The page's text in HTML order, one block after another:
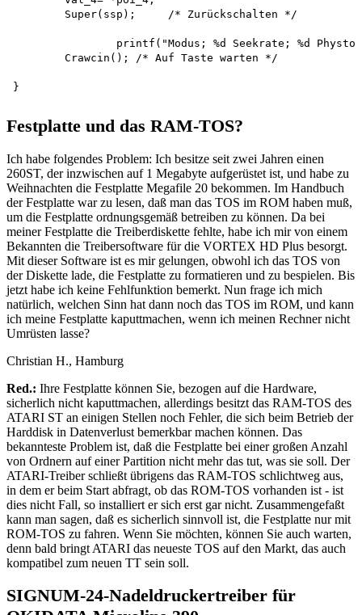
Festplatte und das RAM-TOS?
Ich habe folgendes Problem: Ich besitze seit zwei Jahren einen
260ST, der inzwischen auf 1 Megabyte aufgerüstet ist, und habe zu
Weihnachten die Festplatte Megafile 20 bekommen. Im Handbuch
der Festplatte war zu lesen, daß man das TOS im ROM haben muß,
um die Festplatte ordnungsgemäß betreiben zu können. Da bei
meiner Festplatte die Treiberdiskette fehlte, habe ich mir von einem
Bekannten die Treibersoftware für die VORTEX HD Plus besorgt.
Mit dieser Software ist es mir gelungen, obwohl ich das TOS von
der Diskette lade, die Festplatte zu formatieren und zu bespielen. Bis
jetzt habe ich keine Fehlfunktion bemerkt. Nun frage ich mich
natürlich, welchen Sinn hat dann noch das TOS im ROM, und kann
ich meine Festplatte kaputtmachen, wenn ich meinen Rechner nicht
Umrüsten lasse?
Christian H., Hamburg
Red.: Ihre Festplatte können Sie, bezogen auf die Hardware,
sicherlich nicht kaputtmachen, allerdings besitzt das RAM-TOS des
ATARI ST an einigen Stellen noch Fehler, die sich beim Betrieb der
Harddisk in Datenverlust bemerkbar machen können. Das
bekannteste Problem ist, daß die Festplatte bei einer großen Anzahl
von Ordnern auf einer Partition nicht mehr das tut, was sie soll. Der
ATARI-Treiber schließt übrigens das RAM-TOS schlichtweg aus,
in dem er beim Start abfragt, ob das ROM-TOS vorhanden ist - ist
dies nicht Fall, so installiert er sich erst gar nicht. Zusammengefaßt
kann man sagen, daß es sicherlich sinnvoll ist, die Festplatte nur mit
ROM-TOS zu fahren. Wenn Sie möchten, können Sie auch warten,
denn bald bringt ATARI das neueste TOS auf den Markt, das auch
kompatibel zum neuen TT sein soll.
SIGNUM-24-Nadeldruckertreiber für